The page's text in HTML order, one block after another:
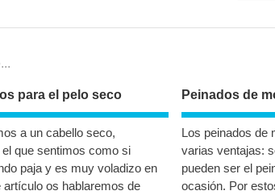
para el pelo seco
a un cabello seco,
que sentimos como si
paja y es muy voladizo en
artículo os hablaremos de
Peinados de
Los peinados de
varias ventajas:
pueden ser el
ocasión. Por